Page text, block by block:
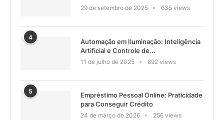
29 de setembro de 2025 635 views
4
Automação em Iluminação: Inteligência
Artificial e Controle de...
11 de julho de 2025 892 views
5
Empréstimo Pessoal Online: Praticidade
para Conseguir Crédito
24 de março de 2026 256 views